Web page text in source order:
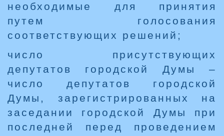
необходимые для принятия
путем голосования
соответствующих решений;
число присутствующих
депутатов городской Думы –
число депутатов городской
Думы, зарегистрированных на
заседании городской Думы при
последней перед проведением